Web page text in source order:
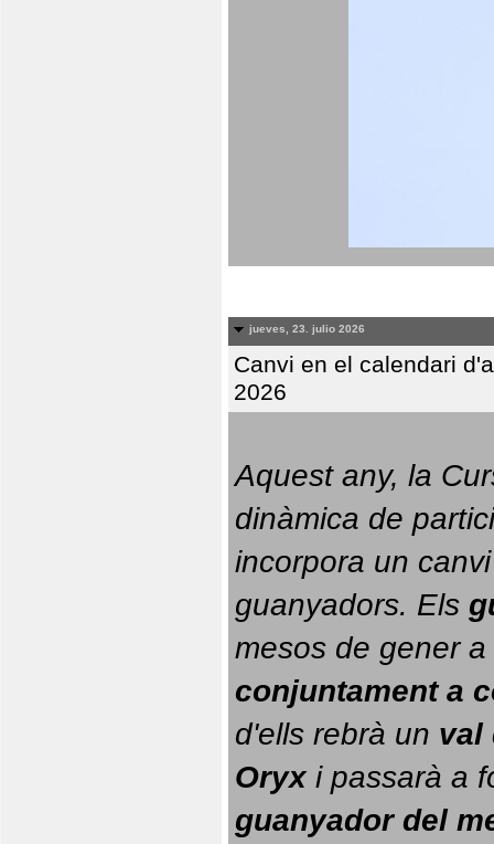
jueves, 23. julio 2026
Canvi en el calendari
2026
Aquest any, la
dinàmica de
incorpora un
guanyadors. Els
conjuntament a
d'ells rebrà un val
Oryx i passarà a
guanyador del